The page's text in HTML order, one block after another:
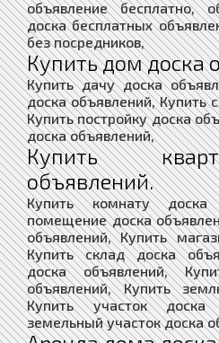
объявление бесплатно,
доска бесплатных
без посредников,
Купить дом доска
Купить дачу доска
доска объявлений, Купить
Купить постройку доска
доска объявлений,
Купить
объявлений.
Купить комнату доска
помещение доска
объявлений, Купить
Купить склад доска
доска объявлений,
объявлений, Купить
Купить участок доска
земельный участок доска